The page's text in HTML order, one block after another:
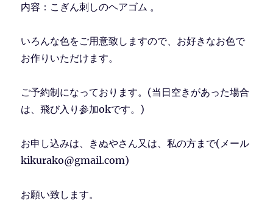
内容：こぎん刺しのヘアゴム 。
いろんな色をご用意致しますので、お好きなお色で
お作りいただけます。
ご予約制になっております。(当日空きがあった場合
は、飛び入り参加okです。)
お申し込みは、きぬやさん又は、私の方まで(メール
kikurako@gmail.com)
お願い致します。